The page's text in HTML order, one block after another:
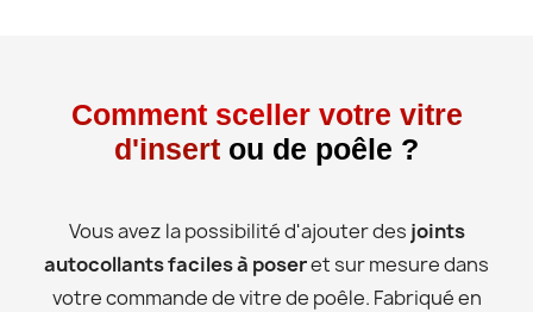
Comment sceller votre vitre
d'insert ou de poêle ?
Vous avez la possibilité d'ajouter des joints
autocollants faciles à poseret sur mesure dans
votre commande de vitre de poêle. Fabriqué en